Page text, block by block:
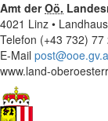
Amt derOö.
4021 Linz •
Telefon (+43 732) 77
E-Mail
www.land-